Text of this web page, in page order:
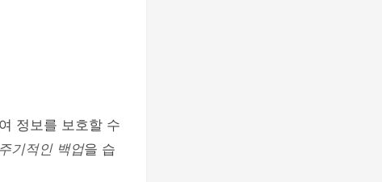
정보를 보호할 수
주기적인 백업을 습